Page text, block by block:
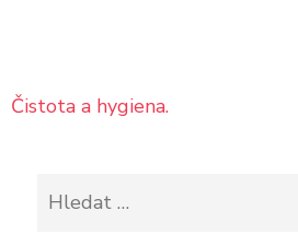
Navigace
Čistota a hygiena.